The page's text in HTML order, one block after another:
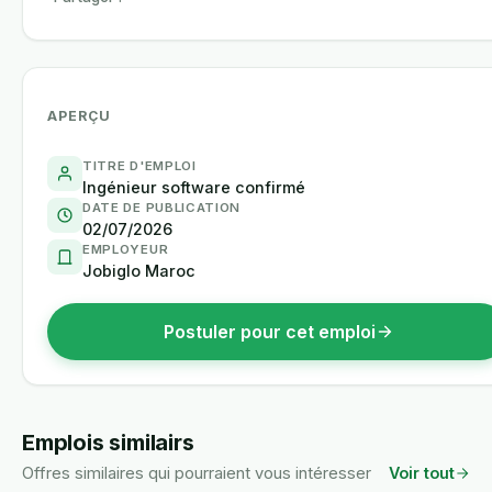
APERÇU
TITRE D'EMPLOI
Ingénieur software confirmé
DATE DE PUBLICATION
02/07/2026
EMPLOYEUR
Jobiglo Maroc
Postuler pour cet emploi
Emplois similairs
Offres similaires qui pourraient vous intéresser Voir tout